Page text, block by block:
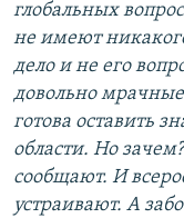
глобальных
не имеют
дело и не его
довольно
готова оставить
области. Но
сообщают. И
устраивают. А